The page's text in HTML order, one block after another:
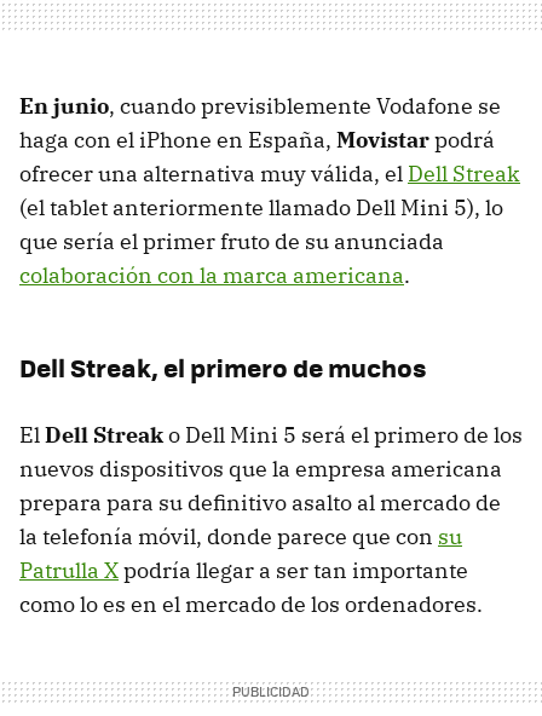
En junio, cuando previsiblemente Vodafone se
haga con el iPhone en España, Movistarpodrá
ofrecer una alternativa muy válida, el Dell Streak
(el tablet anteriormente llamado Dell Mini 5), lo
que sería el primer fruto de su anunciada
colaboración con la marca americana.
Dell Streak, el primero de muchos
ElDell Streako Dell Mini 5 será el primero de los
nuevos dispositivos que la empresa americana
prepara para su definitivo asalto al mercado de
la telefonía móvil, donde parece que con su
Patrulla Xpodría llegar a ser tan importante
como lo es en el mercado de los ordenadores.